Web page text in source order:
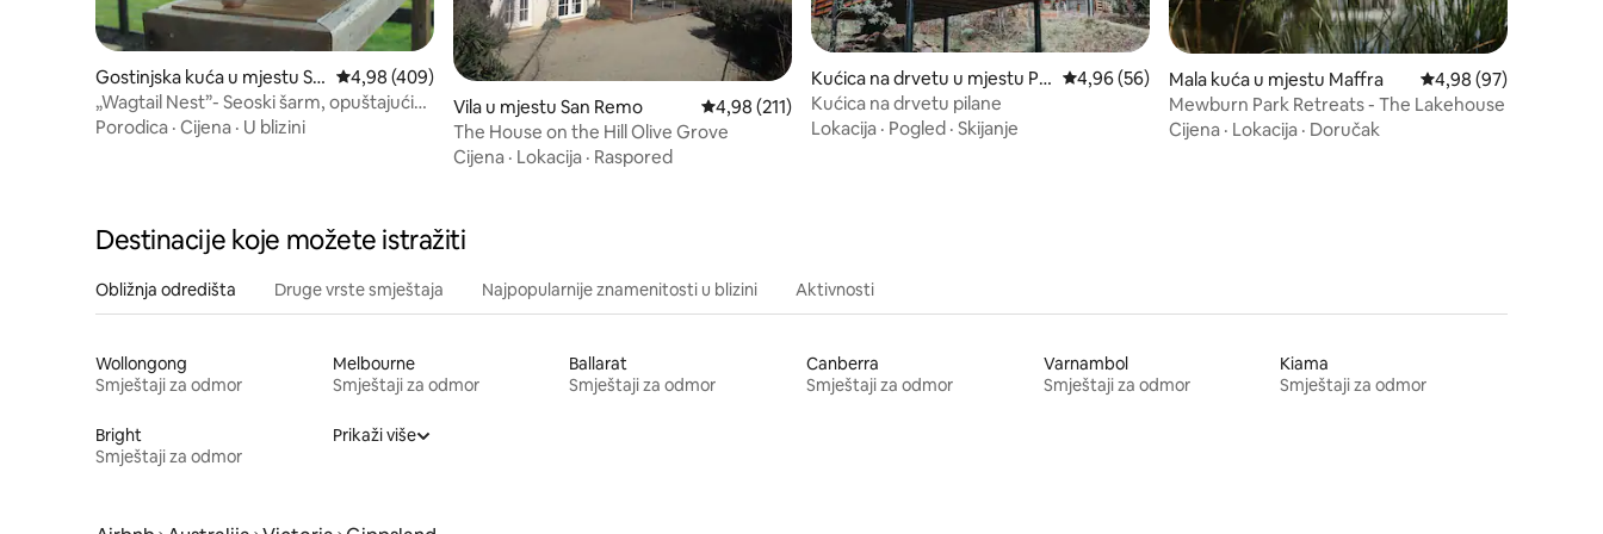
Gostinjska kuća u mjestu Sal
e
Prosječna ocjena: 4,98 od 5, recenzija: 409
4,98 (409)
„Wagtail Nest”- Seoski šarm, opuštajući
odmor!
Porodica · Cijena · U blizini
Vila u mjestu San Remo Prosječna ocjena: 4,98 od 5, recenzija: 211
4,98 (211)
The House on the Hill Olive Grove
Cijena · Lokacija · Raspored
Kućica na drvetu u mjestu Pil
ana
Prosječna ocjena: 4,96 od 5, recenzija: 56
4,96 (56)
Kućica na drvetu pilane
Lokacija · Pogled · Skijanje
Mala kuća u mjestu Maffra Prosječna ocjena:
4,98 (97)
Mewburn Park Retreats - The Lakehouse
Cijena · Lokacija · Doručak
Destinacije koje možete istražiti
Obližnja odredišta Druge vrste smještaja Najpopularnije znamenitosti u blizini Aktivnosti
Wollongong
Smještaji za odmor
Melbourne
Smještaji za odmor
Ballarat
Smještaji za odmor
Canberra
Smještaji za odmor
Varnambol
Smještaji za odmor
Kiama
Smještaji za odmor
Bright
Smještaji za odmor
Prikaži više